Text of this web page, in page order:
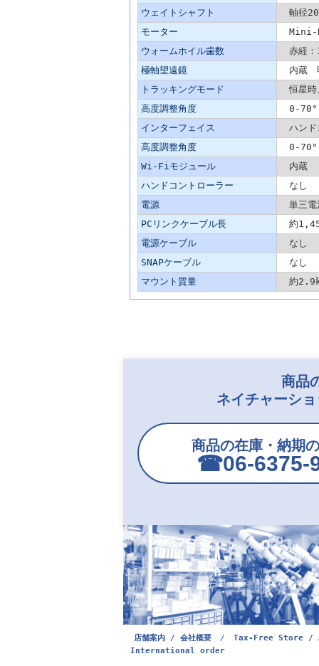
ウェイトシャフト
軸径
モーター
Mini-
ウォームホイル歯数
赤経
極軸望遠鏡
内蔵
トラッキングモード
恒星時
高度調整角度
0-70°
インターフェイス
ハンド
高度調整角度
0-70°
Wi-Fiモジュール
内蔵
ハンドコントローラー
なし
電源
単三電
PCリンクケーブル長
約
電源ケーブル
なし
SNAPケーブル
なし
マウント質量
約
商品
ネイチャーシ
商品の在庫・納期
☎︎06-6375-
店舗案内 / 会社概要 /
Tax-Free Store /
International order